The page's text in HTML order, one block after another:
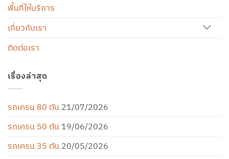
พื้นที่ให้บริการ
เกี่ยวกับเรา
ติดต่อเรา
เรื่องล่าสุด
รถเครน 80 ตัน 21/07/2026
รถเครน 50 ตัน 19/06/2026
รถเครน 35 ตัน 20/05/2026